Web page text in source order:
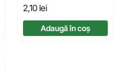
2,10 lei
Adaugă în coș